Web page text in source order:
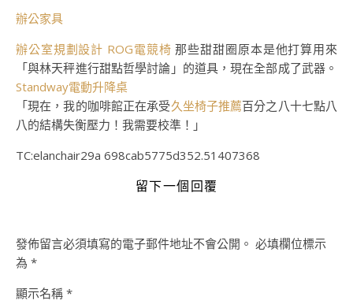
辦公家具
辦公室規劃設計 ROG電競椅 那些甜甜圈原本是他打算用來
「與林天秤進行甜點哲學討論」的道具，現在全部成了武器。
Standway電動升降桌
「現在，我的咖啡館正在承受久坐椅子推薦百分之八十七點八
八的結構失衡壓力！我需要校準！」
TC:elanchair29a 698cab5775d352.51407368
留下一個回覆
發佈留言必須填寫的電子郵件地址不會公開。 必填欄位標示
為 *
顯示名稱 *